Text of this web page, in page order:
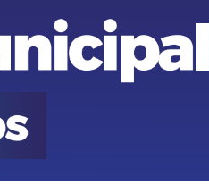
08 SEP 2025